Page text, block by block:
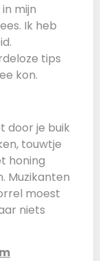
mijn
Ik heb
tips
kon.
door je buik
touwtje
honing
Muzikanten
moest
niets